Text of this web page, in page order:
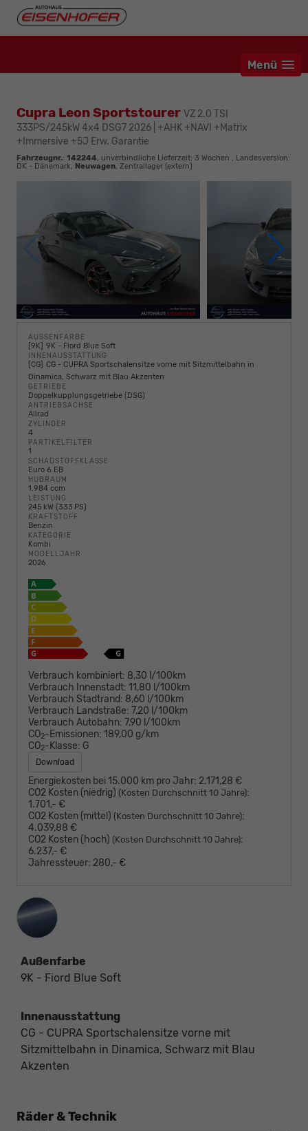
Menü
Cupra Leon Sportstourer VZ 2.0 TSI
333PS/245kW 4x4 DSG7 2026 | +AHK +NAVI +Matrix
+Immersive +5J Erw. Garantie
Fahrzeugnr.: 142244, unverbindliche Lieferzeit: 3 Wochen , Landesversion:
DK - Dänemark, Neuwagen, Zentrallager (extern)
AUSSENFARBE
9K 9K - Fiord Blue Soft
INNENAUSSTATTUNG
CG
CG - CUPRA Sportschalensitze vorne mit Sitzmittelbahn in
Dinamica, Schwarz mit Blau Akzenten
GETRIEBE
Doppelkupplungsgetriebe (DSG)
ANTRIEBSACHSE
Allrad
ZYLINDER
4
PARTIKELFILTER
1
SCHADSTOFFKLASSE
Euro 6 EB
HUBRAUM
1.984 ccm
LEISTUNG
245 kW (333 PS)
KRAFTSTOFF
Benzin
KATEGORIE
Kombi
MODELLJAHR
2026
Verbrauch kombiniert: 8,30 l/100km
Verbrauch Innenstadt: 11,80 l/100km
Verbrauch Stadtrand: 8,60 l/100km
Verbrauch Landstraße: 7,20 l/100km
Verbrauch Autobahn: 7,90 l/100km
CO2-Emissionen: 189,00 g/km
CO2-Klasse: G
Download
Energiekosten bei 15.000 km pro Jahr: 2.171,28 €
CO2 Kosten (niedrig) (Kosten Durchschnitt 10 Jahre):
1.701,- €
CO2 Kosten (mittel) (Kosten Durchschnitt 10 Jahre):
4.039,88 €
CO2 Kosten (hoch) (Kosten Durchschnitt 10 Jahre):
6.237,- €
Jahressteuer: 280,- €
Außenfarbe
9K - Fiord Blue Soft
Innenausstattung
CG - CUPRA Sportschalensitze vorne mit
Sitzmittelbahn in Dinamica, Schwarz mit Blau
Akzenten
Räder & Technik